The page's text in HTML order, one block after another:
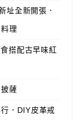
址全新開張．
理
搭配古早味紅
薩
．DIY皮革戒